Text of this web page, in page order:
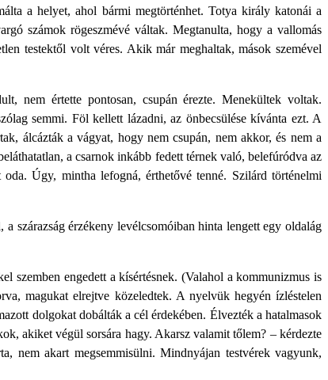
a helyet, ahol bármi megtörténhet. Totya király katonái a
számok rögeszmévé váltak. Megtanulta, hogy a vallomás
testektől volt véres. Akik már meghaltak, mások szemével
nem értette pontosan, csupán érezte. Menekültek voltak.
semmi. Föl kellett lázadni, az önbecsülése kívánta ezt. A
álcázták a vágyat, hogy nem csupán, nem akkor, és nem a
a csarnok inkább fedett térnek való, belefúródva az
Úgy, mintha lefogná, érthetővé tenné. Szilárd történelmi
szárazság érzékeny levélcsomóiban hinta lengett egy oldalág
szemben engedett a kísértésnek. (Valahol a kommunizmus is
magukat elrejtve közeledtek. A nyelvük hegyén ízléstelen
dolgokat dobálták a cél érdekében. Élvezték a hatalmasok
akiket végül sorsára hagy. Akarsz valamit tőlem? – kérdezte
nem akart megsemmisülni. Mindnyájan testvérek vagyunk,